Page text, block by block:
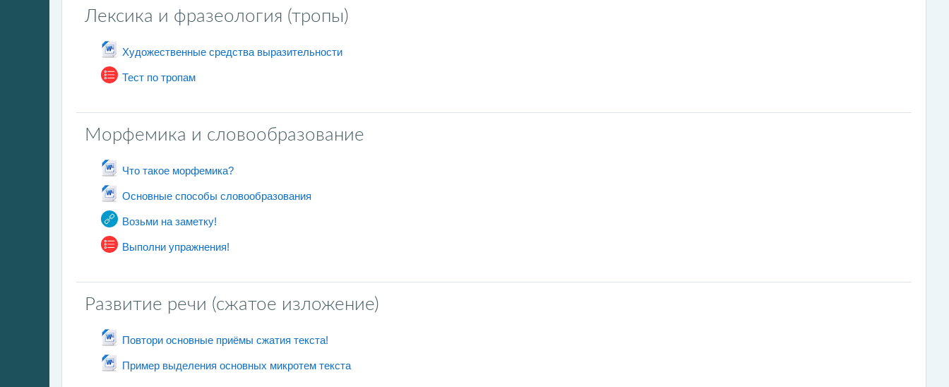
Лексика и фразеология (тропы)
Художественные средства выразительности
文件
Тест по тропам
测验
Морфемика и словообразование
Что такое морфемика?
文件
Основные способы словообразования
文件
Возьми на заметку!
网页地址
Выполни упражнения!
测验
Развитие речи (сжатое изложение)
Повтори основные приёмы сжатия текста!
文件
Пример выделения основных микротем текста
文件